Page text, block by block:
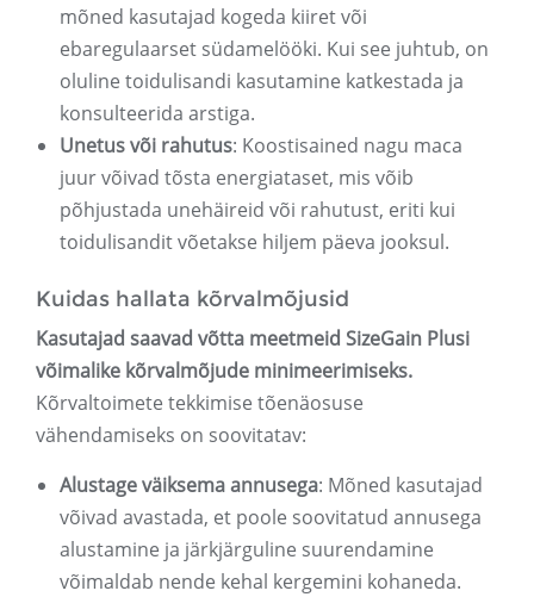
mõned kasutajad kogeda kiiret või
ebaregulaarset südamelööki. Kui see juhtub, on
oluline toidulisandi kasutamine katkestada ja
konsulteerida arstiga.
Unetus või rahutus: Koostisained nagu maca
juur võivad tõsta energiataset, mis võib
põhjustada unehäireid või rahutust, eriti kui
toidulisandit võetakse hiljem päeva jooksul.
Kuidas hallata kõrvalmõjusid
Kasutajad saavad võtta meetmeid SizeGain Plusi
võimalike kõrvalmõjude minimeerimiseks.
Kõrvaltoimete tekkimise tõenäosuse
vähendamiseks on soovitatav:
Alustage väiksema annusega: Mõned kasutajad
võivad avastada, et poole soovitatud annusega
alustamine ja järkjärguline suurendamine
võimaldab nende kehal kergemini kohaneda.